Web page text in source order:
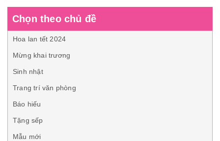
Chọn theo chủ đề
Hoa lan tết 2024
Mừng khai trương
Sinh nhật
Trang trí văn phòng
Báo hiếu
Tặng sếp
Mẫu mới